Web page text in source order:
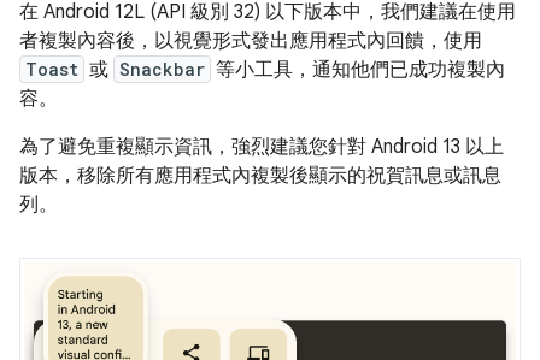
在 Android 12L (API 級別 32) 以下版本中，我們建議在使用
者複製內容後，以視覺形式發出應用程式內回饋，使用
Toast 或 Snackbar 等小工具，通知他們已成功複製內
容。
為了避免重複顯示資訊，強烈建議您針對 Android 13 以上
版本，移除所有應用程式內複製後顯示的祝賀訊息或訊息
列。